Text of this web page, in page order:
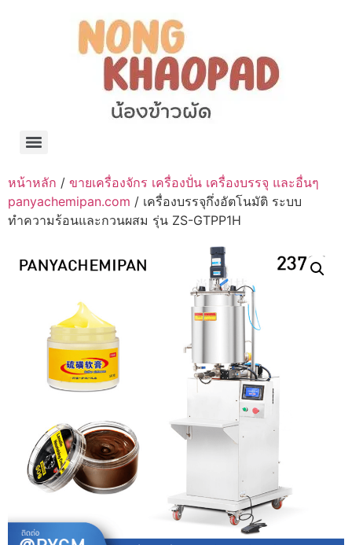
หน้าหลัก / ขายเครื่องจักร เครื่องปั่น เครื่องบรรจุ และอื่นๆ
panyachemipan.com / เครื่องบรรจุกึ่งอัตโนมัติ ระบบ
ทำความร้อนและกวนผสม รุ่น ZS-GTPP1H